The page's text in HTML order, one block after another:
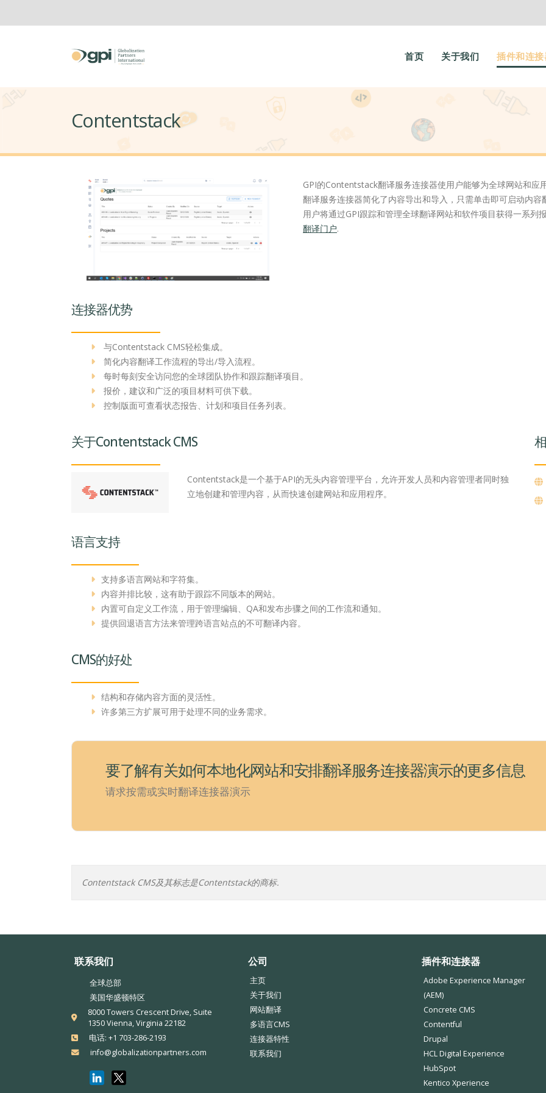
首页 关于我们 插件和连
Contentstack
GPI的Contentstack翻译服务连接器使用户能够为全球网站和应
翻译服务连接器简化了内容导出和导入，只需单击即可启动内容
用户将通过GPI跟踪和管理全球翻译网站和软件项目获得一系列
翻译门户.
连接器优势
与Contentstack CMS轻松集成。
简化内容翻译工作流程的导出/导入流程。
每时每刻安全访问您的全球团队协作和跟踪翻译项目。
报价，建议和广泛的项目材料可供下载。
控制版面可查看状态报告、计划和项目任务列表。
关于Contentstack CMS
Contentstack是一个基于API的无头内容管理平台，允许开发人员和内容管理者同时独
立地创建和管理内容，从而快速创建网站和应用程序。
语言支持
支持多语言网站和字符集。
内容并排比较，这有助于跟踪不同版本的网站。
内置可自定义工作流，用于管理编辑、QA和发布步骤之间的工作流和通知。
提供回退语言方法来管理跨语言站点的不可翻译内容。
CMS的好处
结构和存储内容方面的灵活性。
许多第三方扩展可用于处理不同的业务需求。
要了解有关如何本地化网站和安排翻译服务连接器演示的更多信息
请求按需或实时翻译连接器演示
Contentstack CMS及其标志是Contentstack的商标.
联系我们
全球总部
美国华盛顿特区
8000 Towers Crescent Drive, Suite
1350 Vienna, Virginia 22182
电话: +1 703-286-2193
info@globalizationpartners.com
公司
主页
关于我们
网站翻译
多语言CMS
连接器特性
联系我们
插件和连接器
Adobe Experience Manager
(AEM)
Concrete CMS
Contentful
Drupal
HCL Digital Experience
HubSpot
Kentico Xperience